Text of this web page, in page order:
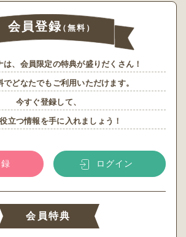
会員登録（無料）
は、会員限定の特典が盛りだくさん！
でどなたでもご利用いただけます。
今すぐ登録して、
立つ情報を手に入れましょう！
ログイン
会員特典